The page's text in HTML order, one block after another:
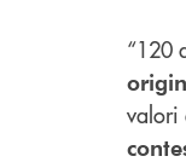
“120
valori